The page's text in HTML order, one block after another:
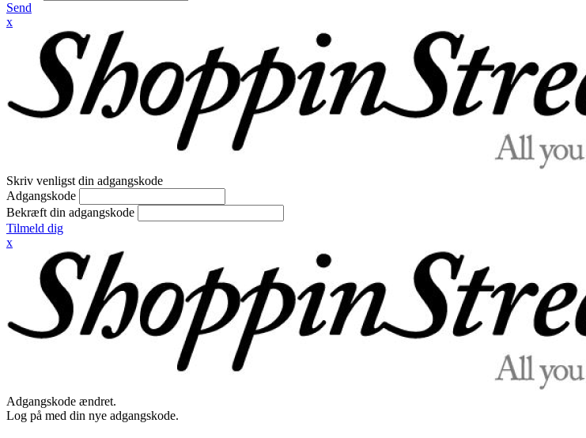
Send
x
Skriv venligst din adgangskode
Adgangskode
Bekræft din adgangskode
Tilmeld dig
x
Adgangskode ændret.
Log på med din nye adgangskode.